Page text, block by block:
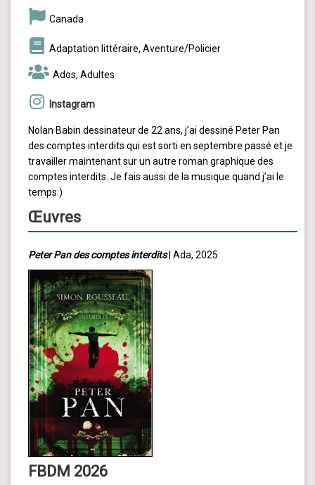
Canada
Adaptation littéraire, Aventure/Policier
Ados, Adultes
Instagram
Nolan Babin dessinateur de 22 ans, j’ai dessiné Peter Pan
des comptes interdits qui est sorti en septembre passé et je
travailler maintenant sur un autre roman graphique des
comptes interdits. Je fais aussi de la musique quand j’ai le
temps:)
Œuvres
Peter Pan des comptes interdits| Ada, 2025
FBDM 2026